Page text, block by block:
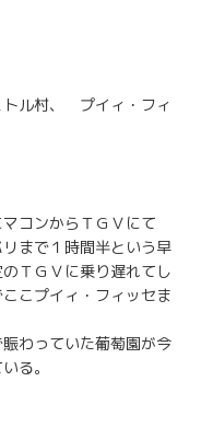
トル村、 プイィ・フィ
コンからＴＧＶにて
まで１時間半という早
ＴＧＶに乗り遅れてし
こプイィ・フィッセま
わっていた葡萄園が今
る。